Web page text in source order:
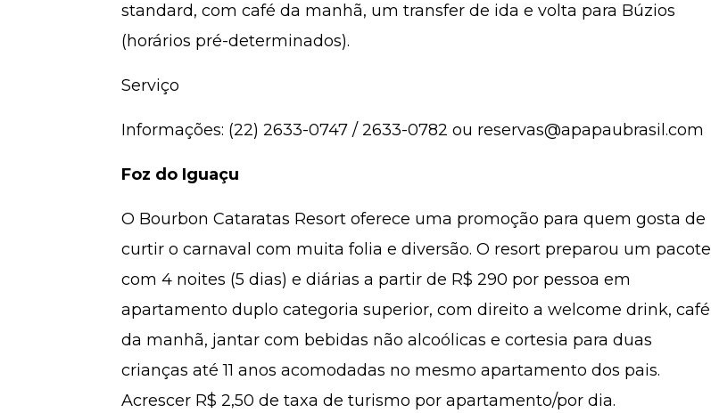
standard, com café da manhã, um transfer de ida e volta para Búzios
(horários pré-determinados).
Serviço
Informações: (22) 2633-0747 / 2633-0782 ou reservas@apapaubrasil.com
Foz do Iguaçu
O Bourbon Cataratas Resort oferece uma promoção para quem gosta de
curtir o carnaval com muita folia e diversão. O resort preparou um pacote
com 4 noites (5 dias) e diárias a partir de R$ 290 por pessoa em
apartamento duplo categoria superior, com direito a welcome drink, café
da manhã, jantar com bebidas não alcoólicas e cortesia para duas
crianças até 11 anos acomodadas no mesmo apartamento dos pais.
Acrescer R$ 2,50 de taxa de turismo por apartamento/por dia.